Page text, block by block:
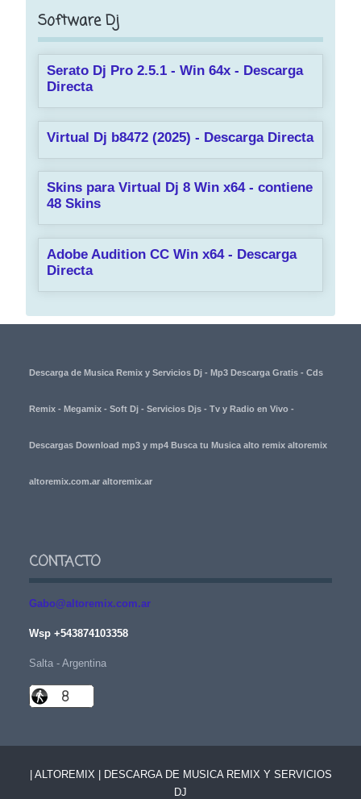
Software Dj
Serato Dj Pro 2.5.1 - Win 64x - Descarga
Directa
Virtual Dj b8472 (2025) - Descarga Directa
Skins para Virtual Dj 8 Win x64 - contiene
48 Skins
Adobe Audition CC Win x64 - Descarga
Directa
Descarga de Musica Remix y Servicios Dj - Mp3 Descarga Gratis - Cds
Remix - Megamix - Soft Dj - Servicios Djs - Tv y Radio en Vivo -
Descargas Download mp3 y mp4 Busca tu Musica alto remix altoremix
altoremix.com.ar altoremix.ar
CONTACTO
Gabo@altoremix.com.ar
Wsp +543874103358
Salta - Argentina
| ALTOREMIX | DESCARGA DE MUSICA REMIX Y SERVICIOS
DJ